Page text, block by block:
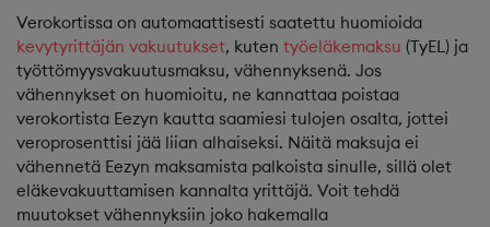
Verokortissa on automaattisesti saatettu huomioida
kevytyrittäjän vakuutukset, kuten työeläkemaksu (TyEL) ja
työttömyysvakuutusmaksu, vähennyksenä. Jos
vähennykset on huomioitu, ne kannattaa poistaa
verokortista Eezyn kautta saamiesi tulojen osalta, jottei
veroprosenttisi jää liian alhaiseksi. Näitä maksuja ei
vähennetä Eezyn maksamista palkoista sinulle, sillä olet
eläkevakuuttamisen kannalta yrittäjä. Voit tehdä
muutokset vähennyksiin joko hakemalla